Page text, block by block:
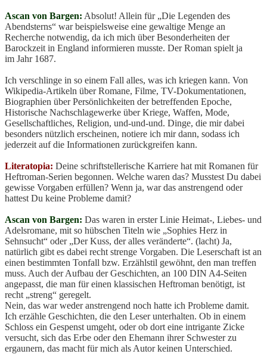
Ascan von Bargen: Absolut! Allein für „Die Legenden des
Abendsterns“ war beispielsweise eine gewaltige Menge an
Recherche notwendig, da ich mich über Besonderheiten der
Barockzeit in England informieren musste. Der Roman spielt ja
im Jahr 1687.
Ich verschlinge in so einem Fall alles, was ich kriegen kann. Von
Wikipedia-Artikeln über Romane, Filme, TV-Dokumentationen,
Biographien über Persönlichkeiten der betreffenden Epoche,
Historische Nachschlagewerke über Kriege, Waffen, Mode,
Gesellschaftliches, Religion, und-und-und. Dinge, die mir dabei
besonders nützlich erscheinen, notiere ich mir dann, sodass ich
jederzeit auf die Informationen zurückgreifen kann.
Literatopia: Deine schriftstellerische Karriere hat mit Romanen für
Heftroman-Serien begonnen. Welche waren das? Musstest Du dabei
gewisse Vorgaben erfüllen? Wenn ja, war das anstrengend oder
hattest Du keine Probleme damit?
Ascan von Bargen: Das waren in erster Linie Heimat-, Liebes- und
Adelsromane, mit so hübschen Titeln wie „Sophies Herz in
Sehnsucht“ oder „Der Kuss, der alles veränderte“. (lacht) Ja,
natürlich gibt es dabei recht strenge Vorgaben. Die Leserschaft ist an
einen bestimmten Tonfall bzw. Erzählstil gewöhnt, den man treffen
muss. Auch der Aufbau der Geschichten, an 100 DIN A4-Seiten
angepasst, die man für einen klassischen Heftroman benötigt, ist
recht „streng“ geregelt.
Nein, das war weder anstrengend noch hatte ich Probleme damit.
Ich erzähle Geschichten, die den Leser unterhalten. Ob in einem
Schloss ein Gespenst umgeht, oder ob dort eine intrigante Zicke
versucht, sich das Erbe oder den Ehemann ihrer Schwester zu
ergaunern, das macht für mich als Autor keinen Unterschied.